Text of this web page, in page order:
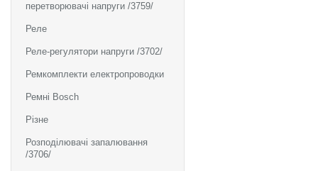
перетворювачі напруги /3759/
Реле
Реле-регулятори напруги /3702/
Ремкомплекти електропроводки
Ремні Bosch
Різне
Розподілювачі запалювання
/3706/